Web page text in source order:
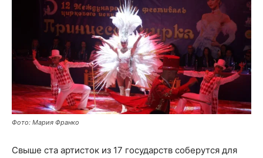
Фото: Мария Франко
Свыше ста артисток из 17 государств соберутся для